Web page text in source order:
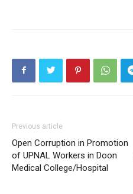
Previous article
Open Corruption in Promotion
of UPNAL Workers in Doon
Medical College/Hospital